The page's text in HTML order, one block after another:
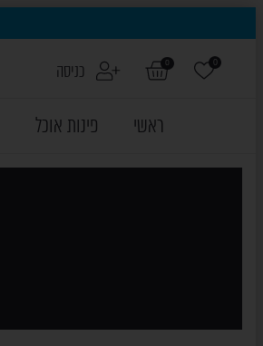
0
0 כניסה
ראשי פינות אוכל